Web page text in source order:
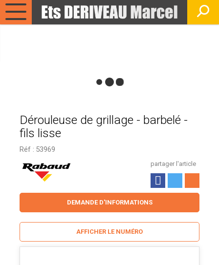
Dérouleuse de grillage - barbelé -
fils lisse
Réf : 53969
partager l'article
DEMANDE D'INFORMATIONS
AFFICHER LE NUMÉRO